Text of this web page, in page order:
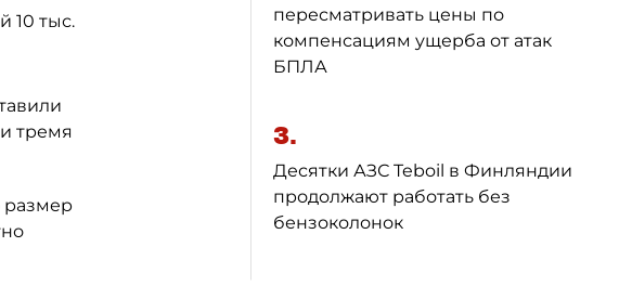
10 тыс.
тремя
размер
пересматривать цены по
компенсациям ущерба от атак
БПЛА
3.
Десятки АЗС Teboil в Финляндии
продолжают работать без
бензоколонок